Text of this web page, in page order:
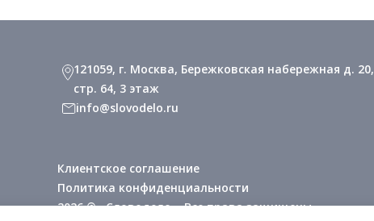
121059, г. Москва, Бережковская набережная д. 20,
стр. 64, 3 этаж
info@slovodelo.ru
Клиентское соглашение
Политика конфиденциальности
2026 © «Словодело». Все права защищены